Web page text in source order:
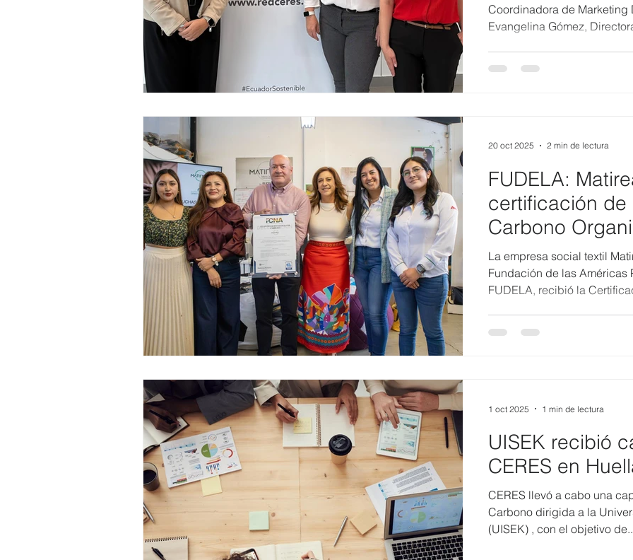
Coordinadora de
Evangelina Gómez,
un paso firme
FUDELA:
certificación de
Carbono
La empresa social textil
Fundación de las Américas
FUDELA, recibió la
S.A.S. se adhiere y forma
20 oct 2025 2 min de lectura
UISEK recibió
CERES en
CERES llevó a cabo una
Carbono dirigida a la
(UISEK) , con el objetivo
1 oct 2025 1 min de lectura